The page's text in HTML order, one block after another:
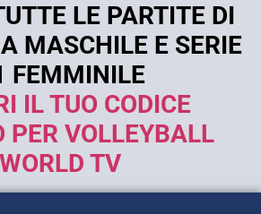
LE PARTITE DI
MASCHILE E SERIE
FEMMINILE
IL TUO CODICE
PER VOLLEYBALL
WORLD TV